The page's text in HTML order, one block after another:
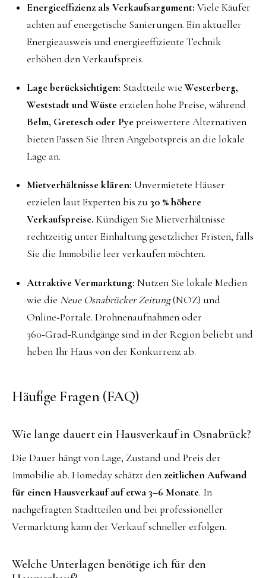
Energieeffizienz als Verkaufsargument: Viele Käufer
achten auf energetische Sanierungen. Ein aktueller
Energieausweis und energieeffiziente Technik
erhöhen den Verkaufspreis.
Lage berücksichtigen: Stadtteile wie Westerberg,
Weststadt und Wüsteerzielen hohe Preise, während
Belm, Gretesch oder Pyepreiswertere Alternativen
bieten Passen Sie Ihren Angebotspreis an die lokale
Lage an.
Mietverhältnisse klären: Unvermietete Häuser
erzielen laut Experten bis zu30 % höhere
Verkaufspreise. Kündigen Sie Mietverhältnisse
rechtzeitig unter Einhaltung gesetzlicher Fristen, falls
Sie die Immobilie leer verkaufen möchten.
Attraktive Vermarktung: Nutzen Sie lokale Medien
wie die Neue Osnabrücker Zeitung(NOZ) und
Online‑Portale. Drohnenaufnahmen oder
360‑Grad‑Rundgänge sind in der Region beliebt und
heben Ihr Haus von der Konkurrenz ab.
Häufige Fragen (FAQ)
Wie lange dauert ein Hausverkauf in Osnabrück?
Die Dauer hängt von Lage, Zustand und Preis der
Immobilie ab. Homeday schätzt den zeitlichen Aufwand
für einen Hausverkauf auf etwa 3–6 Monate. In
nachgefragten Stadtteilen und bei professioneller
Vermarktung kann der Verkauf schneller erfolgen.
Welche Unterlagen benötige ich für den